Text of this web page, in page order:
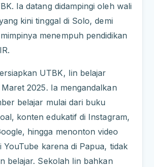
Ia datang didampingi oleh wali
kini tinggal di Solo, demi
menempuh pendidikan
UTBK, Iin belajar
2025. Ia mengandalkan
belajar mulai dari buku
konten edukatif di Instagram,
hingga menonton video
YouTube karena di Papua, tidak
belajar. Sekolah Iin bahkan